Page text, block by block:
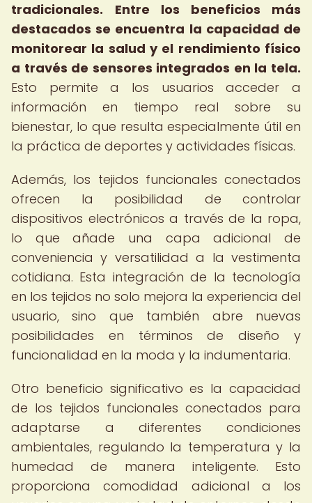
tradicionales.
Entre los beneficios más
destacados se encuentra la capacidad de
monitorear la salud y el rendimiento físico
a través de sensores integrados en la tela.
Esto permite a los usuarios acceder a
información en tiempo real sobre su
bienestar, lo que resulta especialmente útil en
la práctica de deportes y actividades físicas.
Además, los tejidos funcionales conectados
ofrecen la posibilidad de controlar
dispositivos electrónicos a través de la ropa,
lo que añade una capa adicional de
conveniencia y versatilidad a la vestimenta
cotidiana. Esta integración de la tecnología
en los tejidos no solo mejora la experiencia del
usuario, sino que también abre nuevas
posibilidades en términos de diseño y
funcionalidad en la moda y la indumentaria.
Otro beneficio significativo es la capacidad
de los tejidos funcionales conectados para
adaptarse a diferentes condiciones
ambientales, regulando la temperatura y la
humedad de manera inteligente. Esto
proporciona comodidad adicional a los